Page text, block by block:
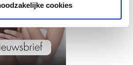
cookies